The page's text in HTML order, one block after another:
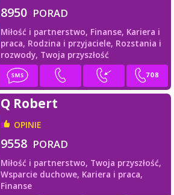
8950 PORAD
Miłość i partnerstwo, Finanse, Kariera i
praca, Rodzina i przyjaciele, Rozstania i
rozwody, Twoja przyszłość
Q Robert
OPINIE
9558 PORAD
Miłość i partnerstwo, Twoja przyszłość,
Wsparcie duchowe, Kariera i praca,
Finanse